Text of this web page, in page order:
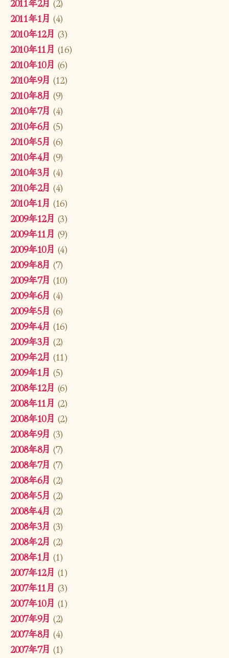
2011年1月 (4)
2010年12月 (3)
2010年11月 (16)
2010年10月 (6)
2010年9月 (12)
2010年8月 (9)
2010年7月 (4)
2010年6月 (5)
2010年5月 (6)
2010年4月 (9)
2010年3月 (4)
2010年2月 (4)
2010年1月 (16)
2009年12月 (3)
2009年11月 (9)
2009年10月 (4)
2009年8月 (7)
2009年7月 (10)
2009年6月 (4)
2009年5月 (6)
2009年4月 (16)
2009年3月 (2)
2009年2月 (11)
2009年1月 (5)
2008年12月 (6)
2008年11月 (2)
2008年10月 (2)
2008年9月 (3)
2008年8月 (7)
2008年7月 (7)
2008年6月 (2)
2008年5月 (2)
2008年4月 (2)
2008年3月 (3)
2008年2月 (2)
2008年1月 (1)
2007年12月 (1)
2007年11月 (3)
2007年10月 (1)
2007年9月 (2)
2007年8月 (4)
2007年7月 (1)